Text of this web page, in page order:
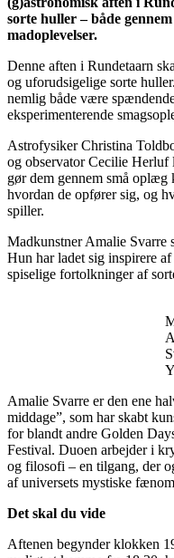
sorte huller – både
madoplevelser.
Denne aften i Rundetaarn
og uforudsigelige sorte
nemlig både være
eksperimenterende
Astrofysiker Christina
og observator Cecilie Herluf
gør dem gennem små oplæg
hvordan de opfører sig, og
spiller.
Madkunstner Amalie Svarre
Hun har ladet sig inspirere
spiselige fortolkninger af
Amalie Svarre er den ene
middage”, som har skabt
for blandt andre Golden
Festival. Duoen arbejder i
og filosofi – en tilgang, der
af universets mystiske
Det skal du vide
Aftenen begynder klokken